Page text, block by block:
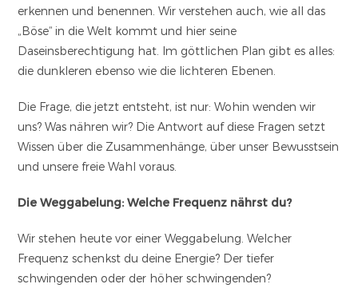
erkennen und benennen. Wir verstehen auch, wie all das
„Böse“ in die Welt kommt und hier seine
Daseinsberechtigung hat. Im göttlichen Plan gibt es alles:
die dunkleren ebenso wie die lichteren Ebenen.
Die Frage, die jetzt entsteht, ist nur: Wohin wenden wir
uns? Was nähren wir? Die Antwort auf diese Fragen setzt
Wissen über die Zusammenhänge, über unser Bewusstsein
und unsere freie Wahl voraus.
Die Weggabelung: Welche Frequenz nährst du?
Wir stehen heute vor einer Weggabelung. Welcher
Frequenz schenkst du deine Energie? Der tiefer
schwingenden oder der höher schwingenden?